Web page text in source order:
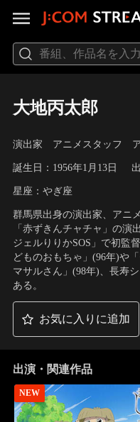
大地丙太郎
演出家 アニメスタッフ
誕生日：1956年1月13日
星座：やぎ座
群馬県出身の演出家、アニ
「赤ずきんチャチャ」の演
ジェルりりかSOS」で初監
どものおもちゃ」(96年)や
マサルさん」(98年)、長寿
ある。
お気に入りに追加
出演・関連作品
NEW